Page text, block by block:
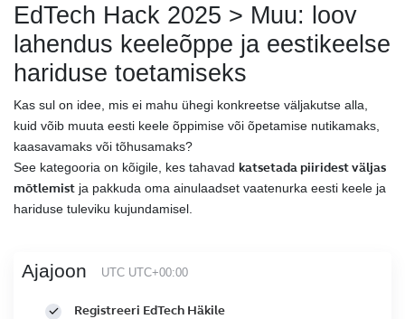
EdTech Hack 2025 > Muu: loov
lahendus keeleõppe ja eestikeelse
hariduse toetamiseks
Kas sul on idee, mis ei mahu ühegi konkreetse väljakutse alla,
kuid võib muuta eesti keele õppimise või õpetamise nutikamaks,
kaasavamaks või tõhusamaks?
See kategooria on kõigile, kes tahavad katsetada piiridest väljas
mõtlemist ja pakkuda oma ainulaadset vaatenurka eesti keele ja
hariduse tuleviku kujundamisel.
Ajajoon UTC UTC+00:00
Registreeri EdTech Häkile